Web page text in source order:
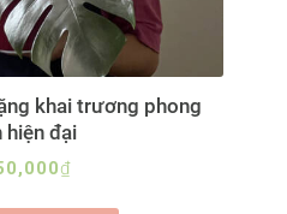
khai trương phong
hiện đại
₫